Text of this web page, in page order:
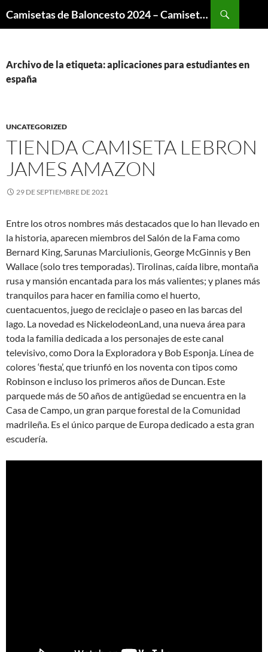
Camisetas de Baloncesto 2024 – Camisetas NBA
Archivo de la etiqueta: aplicaciones para estudiantes en
españa
UNCATEGORIZED
TIENDA CAMISETA LEBRON
JAMES AMAZON
29 DE SEPTIEMBRE DE 2021
Entre los otros nombres más destacados que lo han llevado en
la historia, aparecen miembros del Salón de la Fama como
Bernard King, Sarunas Marciulionis, George McGinnis y Ben
Wallace (solo tres temporadas). Tirolinas, caída libre, montaña
rusa y mansión encantada para los más valientes; y planes más
tranquilos para hacer en familia como el huerto,
cuentacuentos, juego de reciclaje o paseo en las barcas del
lago. La novedad es NickelodeonLand, una nueva área para
toda la familia dedicada a los personajes de este canal
televisivo, como Dora la Exploradora y Bob Esponja. Línea de
colores ‘fiesta’, que triunfó en los noventa con tipos como
Robinson e incluso los primeros años de Duncan. Este
parquede más de 50 años de antigüedad se encuentra en la
Casa de Campo, un gran parque forestal de la Comunidad
madrileña. Es el único parque de Europa dedicado a esta gran
escudería.